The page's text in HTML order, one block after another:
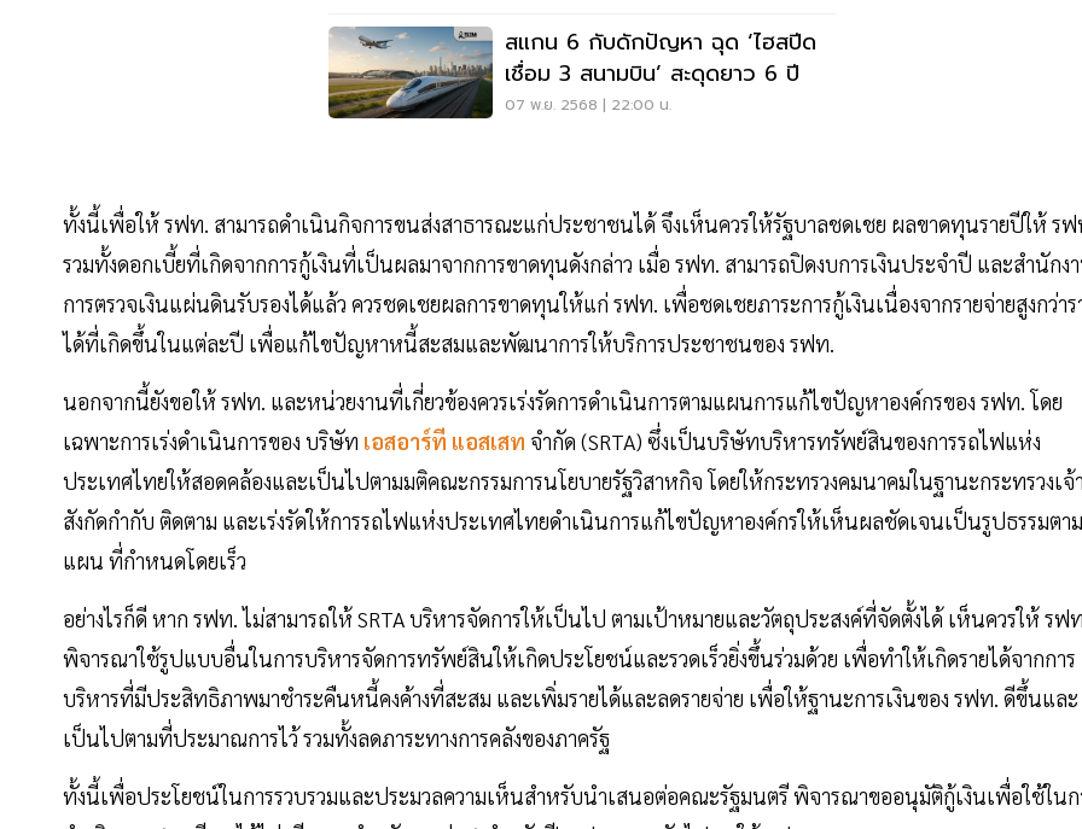
สแกน 6 กับดักปัญหา ฉุด ‘ไฮสปีด
เชื่อม 3 สนามบิน’ สะดุดยาว 6 ปี
07 พ.ย. 2568 | 22:00 น.
ทั้งนี้เพื่อให้ รฟท. สามารถดำเนินกิจการขนส่งสาธารณะแก่ประชาชนได้ จึงเห็นควรให้รัฐบาลชดเชย ผลขาดทุนรายปีให้ ร
รวมทั้งดอกเบี้ยที่เกิดจากการกู้เงินที่เป็นผลมาจากการขาดทุนดังกล่าว เมื่อ รฟท. สามารถปิดงบการเงินประจำปี และสำนักง
การตรวจเงินแผ่นดินรับรองได้แล้ว ควรชดเชยผลการขาดทุนให้แก่ รฟท. เพื่อชดเชยภาระการกู้เงินเนื่องจากรายจ่ายสูงกว่าร
ได้ที่เกิดขึ้นในแต่ละปี เพื่อแก้ไขปัญหาหนี้สะสมและพัฒนาการให้บริการประชาชนของ รฟท.
นอกจากนี้ยังขอให้ รฟท. และหน่วยงานที่เกี่ยวข้องควรเร่งรัดการดำเนินการตามแผนการแก้ไขปัญหาองค์กรของ รฟท. โดย
เฉพาะการเร่งดำเนินการของ บริษัท เอสอาร์ที แอสเสท จำกัด (SRTA) ซึ่งเป็นบริษัทบริหารทรัพย์สินของการรถไฟแห่ง
ประเทศไทยให้สอดคล้องและเป็นไปตามมติคณะกรรมการนโยบายรัฐวิสาหกิจ โดยให้กระทรวงคมนาคมในฐานะกระทรวงเจ้
สังกัดกำกับ ติดตาม และเร่งรัดให้การรถไฟแห่งประเทศไทยดำเนินการแก้ไขปัญหาองค์กรให้เห็นผลชัดเจนเป็นรูปธรรมตาม
แผน ที่กำหนดโดยเร็ว
อย่างไรก็ดี หาก รฟท. ไม่สามารถให้ SRTA บริหารจัดการให้เป็นไป ตามเป้าหมายและวัตถุประสงค์ที่จัดตั้งได้ เห็นควรให้ รฟ
พิจารณาใช้รูปแบบอื่นในการบริหารจัดการทรัพย์สินให้เกิดประโยชน์และรวดเร็วยิ่งขึ้นร่วมด้วย เพื่อทำให้เกิดรายได้จากการ
บริหารที่มีประสิทธิภาพมาชำระคืนหนี้คงค้างที่สะสม และเพิ่มรายได้และลดรายจ่าย เพื่อให้ฐานะการเงินของ รฟท. ดีขึ้นและ
เป็นไปตามที่ประมาณการไว้ รวมทั้งลดภาระทางการคลังของภาครัฐ
ทั้งนี้เพื่อประโยชน์ในการรวบรวมและประมวลความเห็นสำหรับนำเสนอต่อคณะรัฐมนตรี พิจารณาขออนุมัติกู้เงินเพื่อใช้ในก